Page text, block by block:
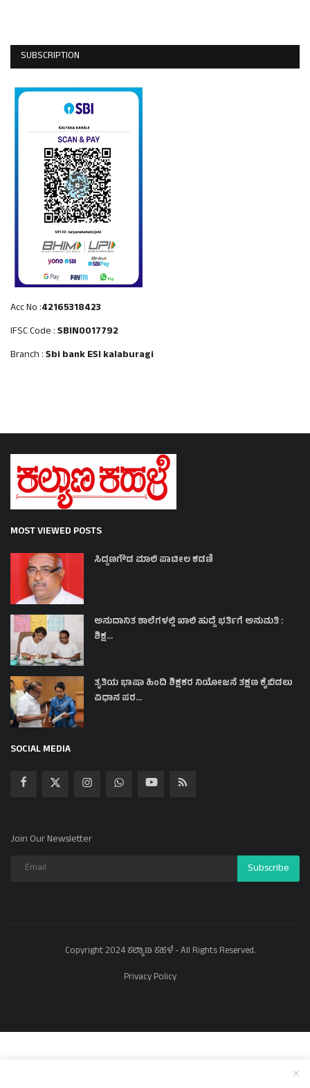
SUBSCRIPTION
Acc No :42165318423
IFSC Code :SBIN0017792
Branch :Sbi bank ESI kalaburagi
MOST VIEWED POSTS
ಸಿದ್ದಣಗೌಡ ಮಾಲಿ ಪಾಟೀಲ ಕಡಣಿ
ಅನುದಾನಿತ ಶಾಲೆಗಳಲ್ಲಿ ಖಾಲಿ ಹುದ್ದೆ ಭರ್ತಿಗೆ ಅನುಮತಿ :
ಶಿಕ್ಷ...
ತೃತಿಯ ಭಾಷಾ ಹಿಂದಿ ಶಿಕ್ಷಕರ ನಿಯೋಜನೆ ತಕ್ಷಣ ಕೈಬಿಡಲು
ವಿಧಾನ ಪರ...
SOCIAL MEDIA
Join Our Newsletter
Subscribe
Copyright 2024 ಕಲ್ಯಾಣ ಕಹಳೆ - All Rights Reserved.
Privacy Policy